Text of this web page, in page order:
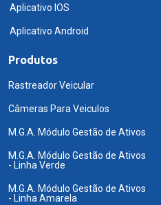
Aplicativo IOS
Aplicativo Android
Produtos
Rastreador Veicular
Câmeras Para Veiculos
M.G.A. Módulo Gestão de Ativos
M.G.A. Módulo Gestão de Ativos
- Linha Verde
M.G.A. Módulo Gestão de Ativos
- Linha Amarela